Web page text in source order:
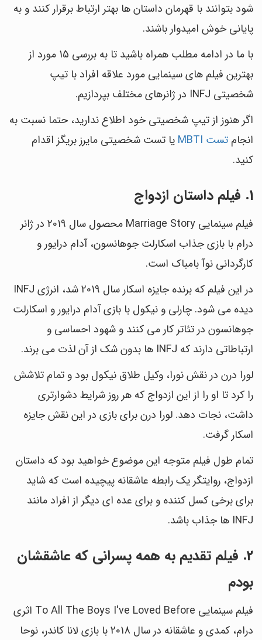
شود بتوانند با قهرمان داستان ها بهتر ارتباط برقرار کنند و به
پایانی خوش امیدوار باشند.
با ما در ادامه مطلب همراه باشید تا به بررسی 15 مورد از
بهترین فیلم های سینمایی مورد علاقه افراد با تیپ
شخصیتی INFJ در ژانرهای مختلف بپردازیم.
اگر هنوز از تیپ شخصیتی خود اطلاع ندارید، حتما نسبت به
انجام تست MBTI
یا تست شخصیتی مایرز بریگز اقدام
کنید.
1. فیلم داستان ازدواج
فیلم سینمایی Marriage Story محصول سال 2019 در ژانر
درام با بازی جذاب اسکارلت جوهانسون، آدام درایور و
کارگردانی نوآ بامباک است.
در این فیلم که برنده جایزه اسکار سال 2019 شد، انرژی INFJ
دیده می شود. چارلی و نیکول با بازی آدام درایور و اسکارلت
جوهانسون در تئاتر کار می کنند و شهود احساسی و
ارتباطاتی دارند که INFJ ها بدون شک از آن لذت می برند.
لورا درن در نقش نورا، وکیل طلاق نیکول بود و تمام تلاشش
را کرد تا او را از این ازدواج که هر روز شرایط دشوارتری
داشت، نجات دهد. لورا درن برای بازی در این نقش جایزه
اسکار گرفت.
تمام طول فیلم متوجه این موضوع خواهید بود که داستان
ازدواج، روایتگر یک رابطه عاشقانه پیچیده است که شاید
برای برخی کسل کننده و برای عده ای دیگر از افراد مانند
INFJ ها جذاب باشد.
2. فیلم تقدیم به همه پسرانی که عاشقشان
بودم
فیلم سینمایی To All The Boys I've Loved Before اثری
درام، کمدی و عاشقانه در سال 2018 با بازی لانا کاندر، نوحا